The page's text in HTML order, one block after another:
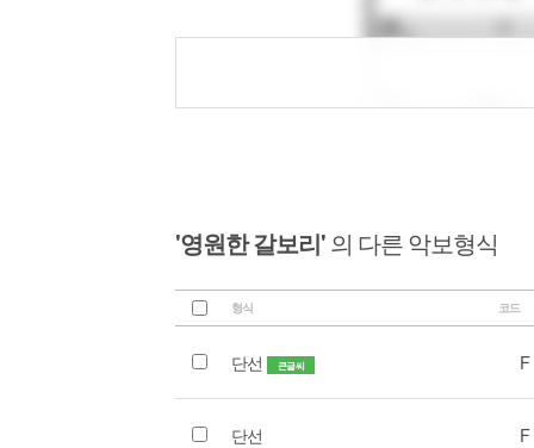
'영원한 갈보리'의 다른 악보형식
형식 코드
단선 큰글씨
단선